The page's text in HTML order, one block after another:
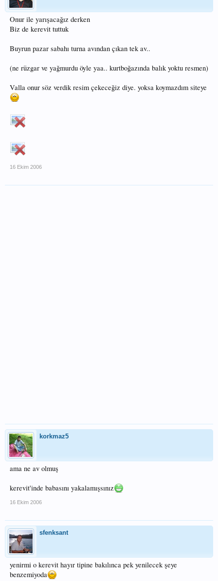
Onur ile yarışacağız derken
Biz de kerevit tuttuk
Buyrun pazar sabahı turna avından çıkan tek av..
(ne rüzgar ve yağmurdu öyle yaa.. kurtboğazında balık yoktu resmen)
Valla onur söz verdik resim çekeceğiz diye. yoksa koymazdım siteye
16 Ekim 2006
korkmaz5
ama ne av olmuş
kerevit'inde babasını yakalamışsınız
16 Ekim 2006
sfenksant
yenirmi o kerevit hayır tipine bakılınca pek yenilecek şeye
benzemiyoda